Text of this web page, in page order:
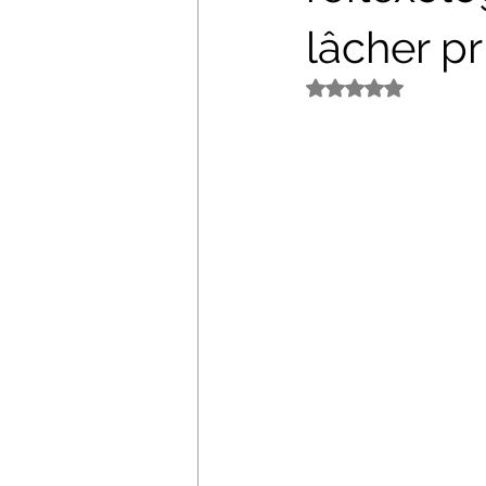
lâcher
Noté NaN étoiles